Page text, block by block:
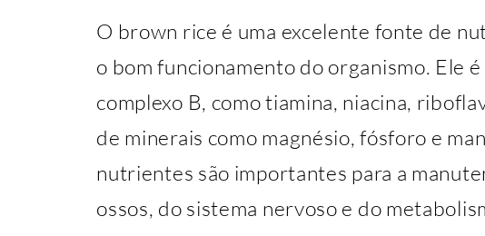
O brown rice é uma excelente fonte de
o bom funcionamento do organismo. Ele
complexo B, como tiamina, niacina,
de minerais como magnésio, fósforo e
nutrientes são importantes para a
ossos, do sistema nervoso e do